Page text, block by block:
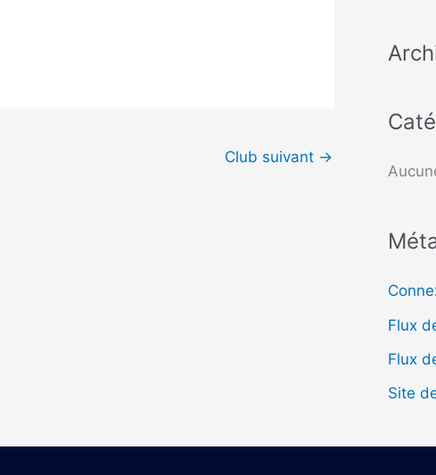
Club suivant →
r
h
:
Flux
Flux
Site